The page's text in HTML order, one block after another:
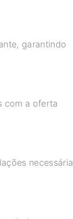
garantindo
com a oferta